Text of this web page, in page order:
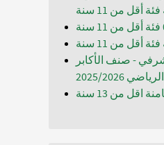
أقل من 11 سنة
أقل من 11 سنة
القسم الشرفي - صنف الأكابر
2025/2026
اقل من 13 سنة